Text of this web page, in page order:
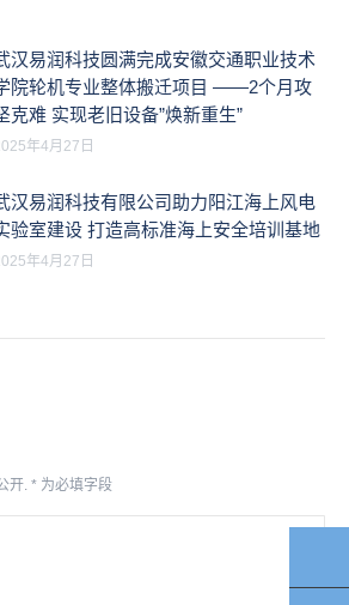
汉易润科技圆满完成安徽交通职业技术
院轮机专业整体搬迁项目 ——2个月攻
克难 实现老旧设备”焕新重生”
年4月27日
汉易润科技有限公司助力阳江海上风电
验室建设 打造高标准海上安全培训基地
年4月27日
开. * 为必填字段